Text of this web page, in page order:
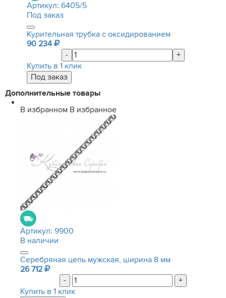
Артикул: 6405/5
Под заказ
Курительная трубка с оксидированием
90 234
-
+
Купить в 1 клик
Дополнительные товары
В избранном В избранное
Артикул: 9900
В наличии
Серебряная цепь мужская, ширина 8 мм
26 712
-
+
Купить в 1 клик